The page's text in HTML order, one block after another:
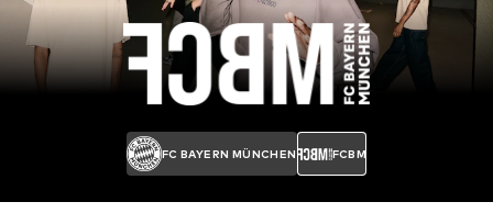
FC BAYERN MÜNCHEN FCBM